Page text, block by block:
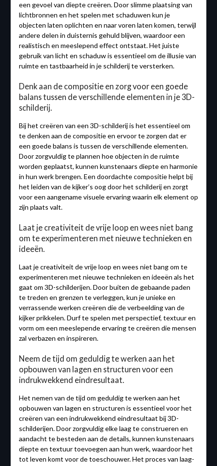
een gevoel van diepte creëren. Door slimme plaatsing van
lichtbronnen en het spelen met schaduwen kun je
objecten laten oplichten en naar voren laten komen, terwijl
andere delen in duisternis gehuld blijven, waardoor een
realistisch en meeslepend effect ontstaat. Het juiste
gebruik van licht en schaduw is essentieel om de illusie van
ruimte en tastbaarheid in je schilderij te versterken.
Denk aan de compositie en zorg voor een goede
balans tussen de verschillende elementen in je 3D-
schilderij.
Bij het creëren van een 3D-schilderij is het essentieel om
te denken aan de compositie en ervoor te zorgen dat er
een goede balans is tussen de verschillende elementen.
Door zorgvuldig te plannen hoe objecten in de ruimte
worden geplaatst, kunnen kunstenaars diepte en harmonie
in hun werk brengen. Een doordachte compositie helpt bij
het leiden van de kijker’s oog door het schilderij en zorgt
voor een aangename visuele ervaring waarin elk element op
zijn plaats valt.
Laat je creativiteit de vrije loop en wees niet bang
om te experimenteren met nieuwe technieken en
ideeën.
Laat je creativiteit de vrije loop en wees niet bang om te
experimenteren met nieuwe technieken en ideeën als het
gaat om 3D-schilderijen. Door buiten de gebaande paden
te treden en grenzen te verleggen, kun je unieke en
verrassende werken creëren die de verbeelding van de
kijker prikkelen. Durf te spelen met perspectief, textuur en
vorm om een meeslepende ervaring te creëren die mensen
zal verbazen en inspireren.
Neem de tijd om geduldig te werken aan het
opbouwen van lagen en structuren voor een
indrukwekkend eindresultaat.
Het nemen van de tijd om geduldig te werken aan het
opbouwen van lagen en structuren is essentieel voor het
creëren van een indrukwekkend eindresultaat bij 3D-
schilderijen. Door zorgvuldig elke laag te construeren en
aandacht te besteden aan de details, kunnen kunstenaars
diepte en textuur toevoegen aan hun werk, waardoor het
tot leven komt voor de toeschouwer. Het proces van laag-